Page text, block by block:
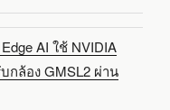
AI ใช้ NVIDIA
กล้อง GMSL2 ผ่าน